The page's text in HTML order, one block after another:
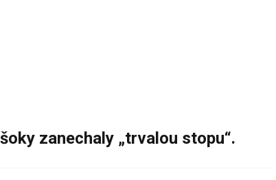
zanechaly „trvalou stopu“.